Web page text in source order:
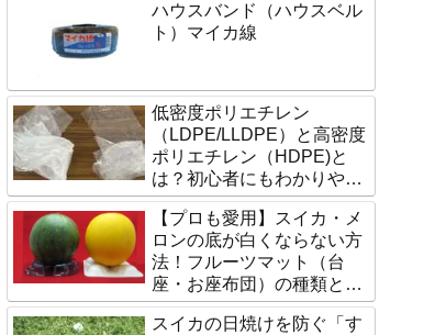
ハウスバンド（ハウスベル
ト）マイカ線
低密度ポリエチレン
（LDPE/LLDPE）と高密度
ポリエチレン（HDPE)と
は？初心者にもわかりやす
く説明します。
【プロも愛用】スイカ・メ
ロンの底が白くならない方
法！フルーツマット（台
座・お座布団）の種類と選
び方
スイカの日焼けを防ぐ「す